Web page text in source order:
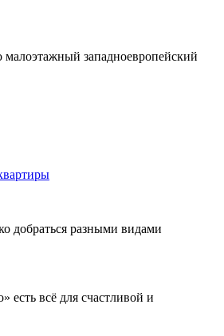
западноевропейский
добраться разными видами
всё для счастливой и